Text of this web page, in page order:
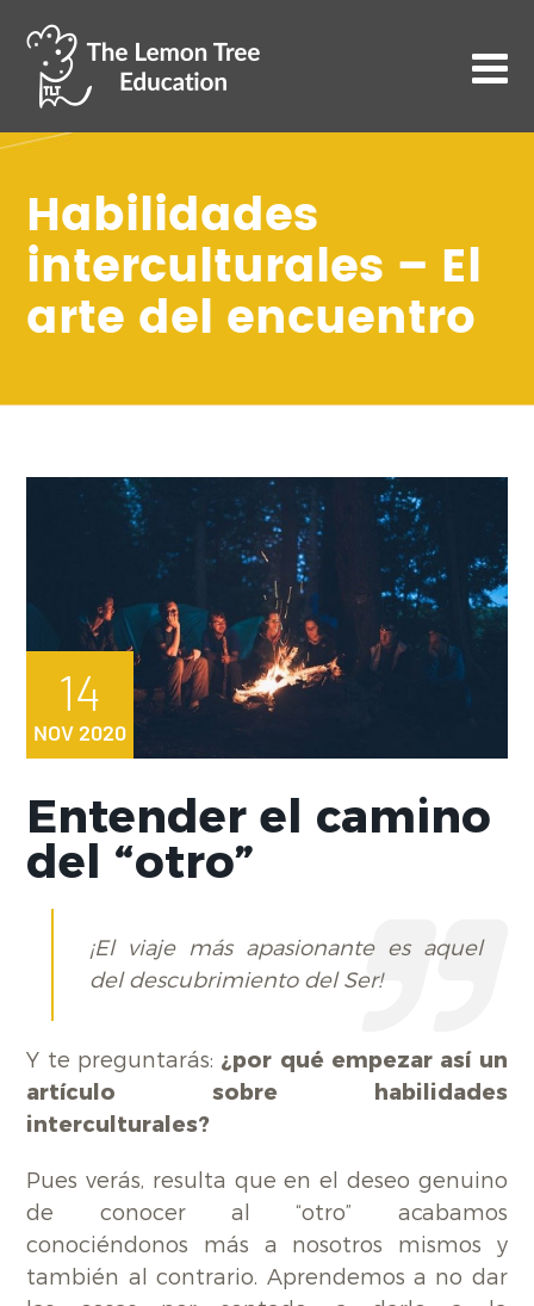
Habilidades
interculturales – El
arte del encuentro
14
NOV 2020
Entender el camino
del “otro”
¡El viaje más apasionante es aquel
del descubrimiento del Ser!
Y te preguntarás: ¿por qué empezar así un
artículo sobre habilidades
interculturales?
Pues verás, resulta que en el deseo genuino
de conocer al “otro” acabamos
conociéndonos más a nosotros mismos y
también al contrario. Aprendemos a no dar